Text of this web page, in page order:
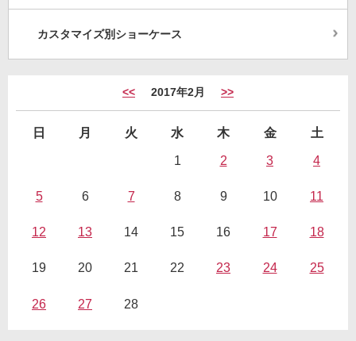
カスタマイズ別ショーケース
<< 2017年2月 >>
日 月 火 水 木 金
土
1
2 3 4
5 6 7 8 9 10 11
12 13 14 15 16 17 18
19 20 21 22 23 24 25
26 27 28